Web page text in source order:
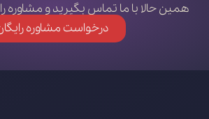
همین حالا با ما تماس بگیرید و مشاوره
درخواست مشاوره